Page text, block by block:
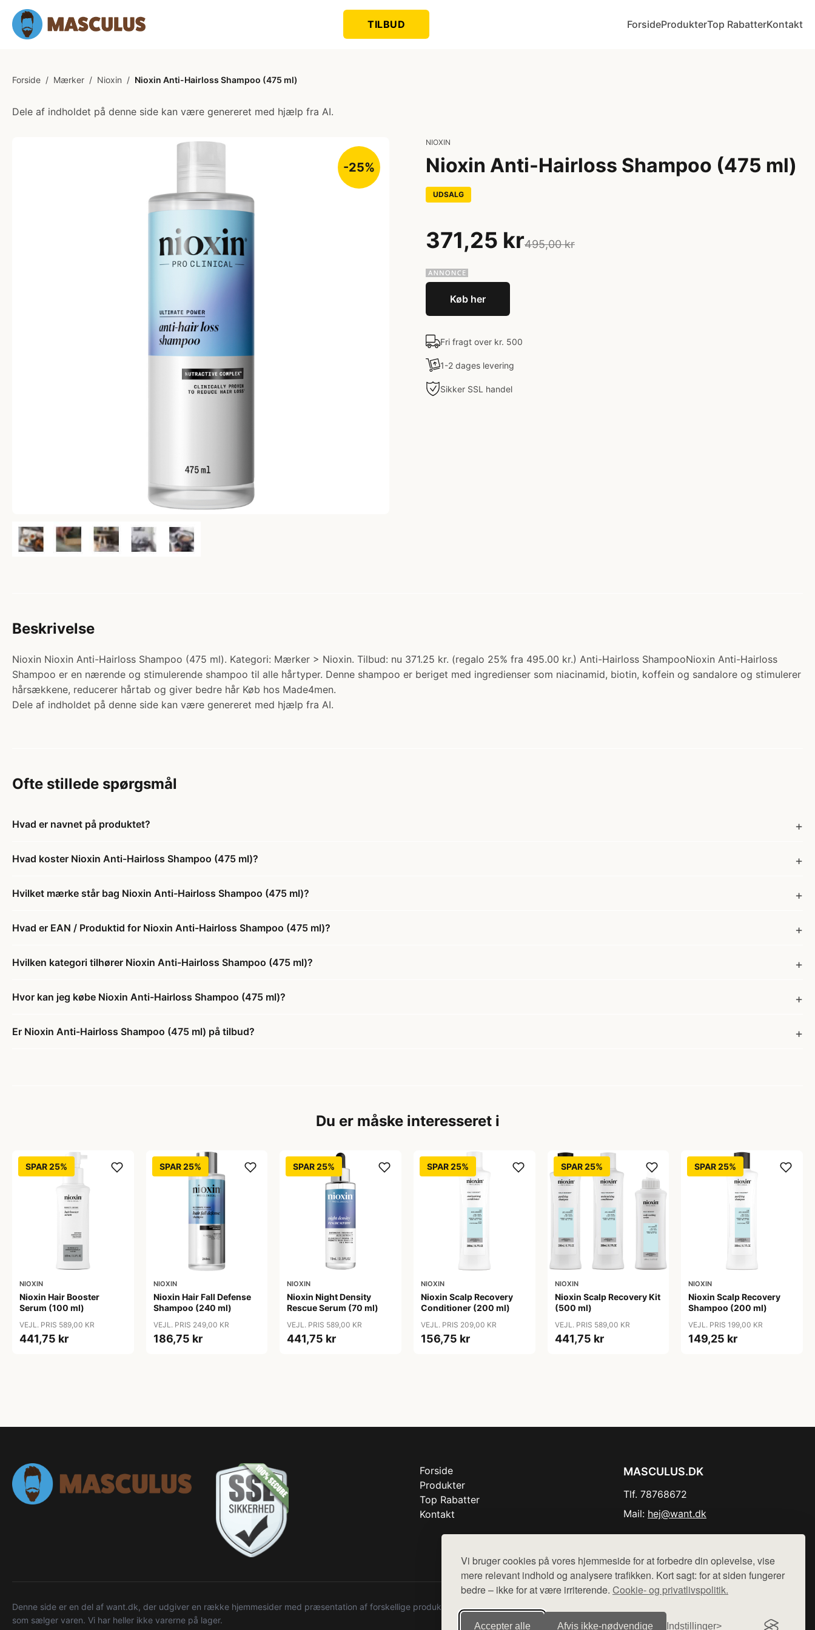
Vi bruger cookies på vores hjemmeside for at forbedre din oplevelse, vise
mere relevant indhold og analysere trafikken. Kort sagt: for at siden fungerer
bedre – ikke for at være irriterende. Cookie- og privatlivspolitik.
Accepter alle Afvis ikke‑nødvendige Indstillinger
TILBUD ForsideProdukterTop RabatterKontakt
Forside / Mærker / Nioxin / Nioxin Anti-Hairloss Shampoo (475 ml)
Dele af indholdet på denne side kan være genereret med hjælp fra AI.
-25%
NIOXIN
Nioxin Anti-Hairloss Shampoo (475 ml)
UDSALG
371,25 kr495,00 kr
Køb her
Fri fragt over kr. 500
1-2 dages levering
Sikker SSL handel
Beskrivelse
Nioxin Nioxin Anti-Hairloss Shampoo (475 ml). Kategori: Mærker > Nioxin. Tilbud: nu 371.25 kr. (regalo 25% fra 495.00 kr.) Anti-Hairloss ShampooNioxin Anti-Hairloss
Shampoo er en nærende og stimulerende shampoo til alle hårtyper. Denne shampoo er beriget med ingredienser som niacinamid, biotin, koffein og sandalore og stimulerer
hårsækkene, reducerer hårtab og giver bedre hår Køb hos Made4men.
Dele af indholdet på denne side kan være genereret med hjælp fra AI.
Ofte stillede spørgsmål
Hvad er navnet på produktet?
Hvad koster Nioxin Anti-Hairloss Shampoo (475 ml)?
Hvilket mærke står bag Nioxin Anti-Hairloss Shampoo (475 ml)?
Hvad er EAN / Produktid for Nioxin Anti-Hairloss Shampoo (475 ml)?
Hvilken kategori tilhører Nioxin Anti-Hairloss Shampoo (475 ml)?
Hvor kan jeg købe Nioxin Anti-Hairloss Shampoo (475 ml)?
Er Nioxin Anti-Hairloss Shampoo (475 ml) på tilbud?
Du er måske interesseret i
SPAR 25%
NIOXIN
Nioxin Hair Booster
Serum (100 ml)
VEJL. PRIS 589,00 KR
441,75 kr
SPAR 25%
NIOXIN
Nioxin Hair Fall Defense
Shampoo (240 ml)
VEJL. PRIS 249,00 KR
186,75 kr
SPAR 25%
NIOXIN
Nioxin Night Density
Rescue Serum (70 ml)
VEJL. PRIS 589,00 KR
441,75 kr
SPAR 25%
NIOXIN
Nioxin Scalp Recovery
Conditioner (200 ml)
VEJL. PRIS 209,00 KR
156,75 kr
SPAR 25%
NIOXIN
Nioxin Scalp Recovery Kit
(500 ml)
VEJL. PRIS 589,00 KR
441,75 kr
SPAR 25%
NIOXIN
Nioxin Scalp Recovery
Shampoo (200 ml)
VEJL. PRIS 199,00 KR
149,25 kr
Forside
Produkter
Top Rabatter
Kontakt
MASCULUS.DK
Tlf. 78768672
Mail: hej@want.dk
Denne side er en del af want.dk, der udgiver en række hjemmesider med præsentation af forskellige produkter fra diverse webshops. Der sælges ikke varer fra denne side - vi henviser til de shops,
som sælger varen. Vi har heller ikke varerne på lager.